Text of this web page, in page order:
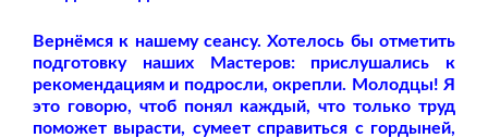
Вернёмся к нашему сеансу. Хотелось бы отметить
подготовку наших Мастеров: прислушались к
рекомендациям и подросли, окрепли. Молодцы! Я
это говорю, чтоб понял каждый, что только труд
поможет вырасти, сумеет справиться с гордыней,